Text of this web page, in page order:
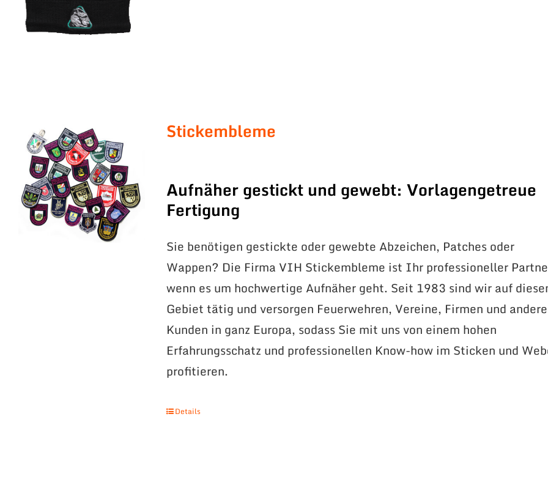
Stickembleme
Aufnäher gestickt und gewebt: Vorlagengetreue
Fertigung
Sie benötigen gestickte oder gewebte Abzeichen, Patches oder
Wappen? Die Firma VIH Stickembleme ist Ihr professioneller
wenn es um hochwertige Aufnäher geht. Seit 1983 sind wir auf
Gebiet tätig und versorgen Feuerwehren, Vereine, Firmen und andere
Kunden in ganz Europa, sodass Sie mit uns von einem hohen
Erfahrungsschatz und professionellen Know-how im Sticken und
profitieren.
Details